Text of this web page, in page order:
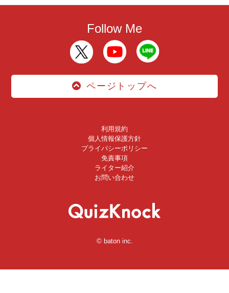
Follow Me
ページトップへ
利用規約
個人情報保護方針
プライバシーポリシー
免責事項
ライター紹介
お問い合わせ
© baton inc.